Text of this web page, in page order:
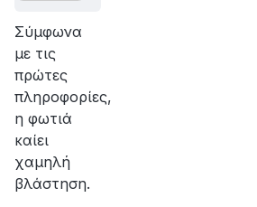
Σύμφωνα
με τις
πρώτες
πληροφορίες,
η φωτιά
καίει
χαμηλή
βλάστηση.